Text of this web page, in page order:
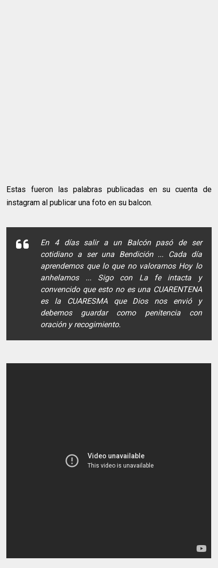
Estas fueron las palabras publicadas en su cuenta de
instagram al publicar una foto en su balcon.
En 4 días salir a un Balcón pasó de ser
cotidiano a ser una Bendición ... Cada día
aprendemos que lo que no valoramos Hoy lo
anhelamos ... Sigo con La fe intacta y
convencido que esto no es una CUARENTENA
es la CUARESMA que Dios nos envió y
debemos guardar como penitencia con
oración y recogimiento.